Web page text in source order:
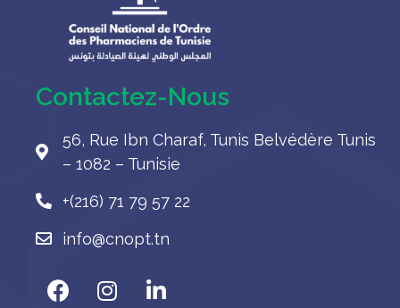
Contactez-Nous
56, Rue Ibn Charaf, Tunis Belvédère Tunis
– 1082 – Tunisie
+(216) 71 79 57 22
info@cnopt.tn